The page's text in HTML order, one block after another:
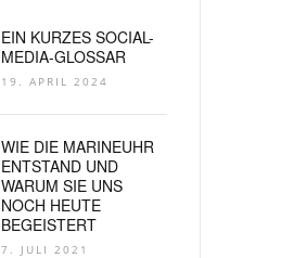
EIN KURZES SOCIAL-
MEDIA-GLOSSAR
19. APRIL 2024
WIE DIE MARINEUHR
ENTSTAND UND
WARUM SIE UNS
NOCH HEUTE
BEGEISTERT
7. JULI 2021